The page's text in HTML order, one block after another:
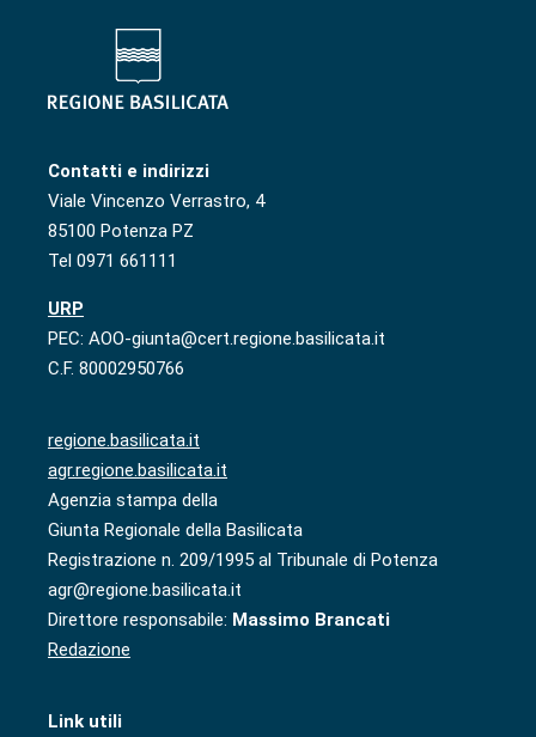
Contatti e indirizzi
Viale Vincenzo Verrastro, 4
85100 Potenza PZ
Tel 0971 661111
URP
PEC: AOO-giunta@cert.regione.basilicata.it
C.F. 80002950766
regione.basilicata.it
agr.regione.basilicata.it
Agenzia stampa della
Giunta Regionale della Basilicata
Registrazione n. 209/1995 al Tribunale di Potenza
agr@regione.basilicata.it
Direttore responsabile: Massimo Brancati
Redazione
Link utili